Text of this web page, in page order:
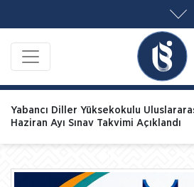
Yabancı Diller Yüksekokulu
Haziran Ayı Sınav Takvimi Açıklandı